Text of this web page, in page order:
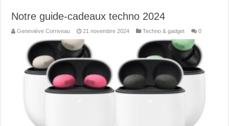
Notre guide-cadeaux techno 2024
Geneviève Corriveau 21 novembre 2024 Techno & gadget 0